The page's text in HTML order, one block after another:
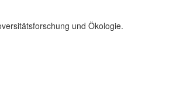
und Ökologie.